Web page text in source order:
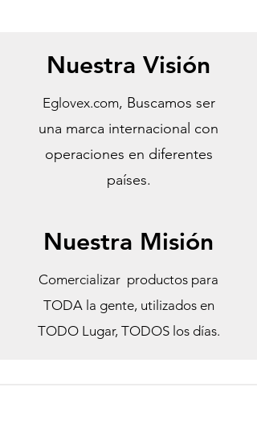
Nuestra Visión
Eglovex.com, Buscamos ser
una marca internacional con
operaciones en diferentes
países.
Nuestra Misión
Comercializar productos para
TODA la gente, utilizados en
TODO Lugar, TODOS los días.